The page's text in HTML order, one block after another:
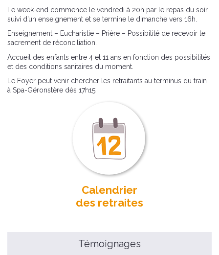
Le week-end commence le vendredi à 20h par le repas du soir,
suivi d’un enseignement et se termine le dimanche vers 16h.
Enseignement – Eucharistie – Prière – Possibilité de recevoir le
sacrement de réconciliation.
Accueil des enfants entre 4 et 11 ans en fonction des possibilités
et des conditions sanitaires du moment.
Le Foyer peut venir chercher les retraitants au terminus du train
à Spa-Géronstère dès 17h15
Calendrier
des retraites
Témoignages